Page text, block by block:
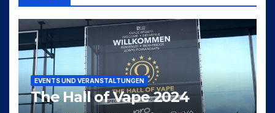
EVENTS UND VERANSTALTUNGEN
The Hall of Vape 2024